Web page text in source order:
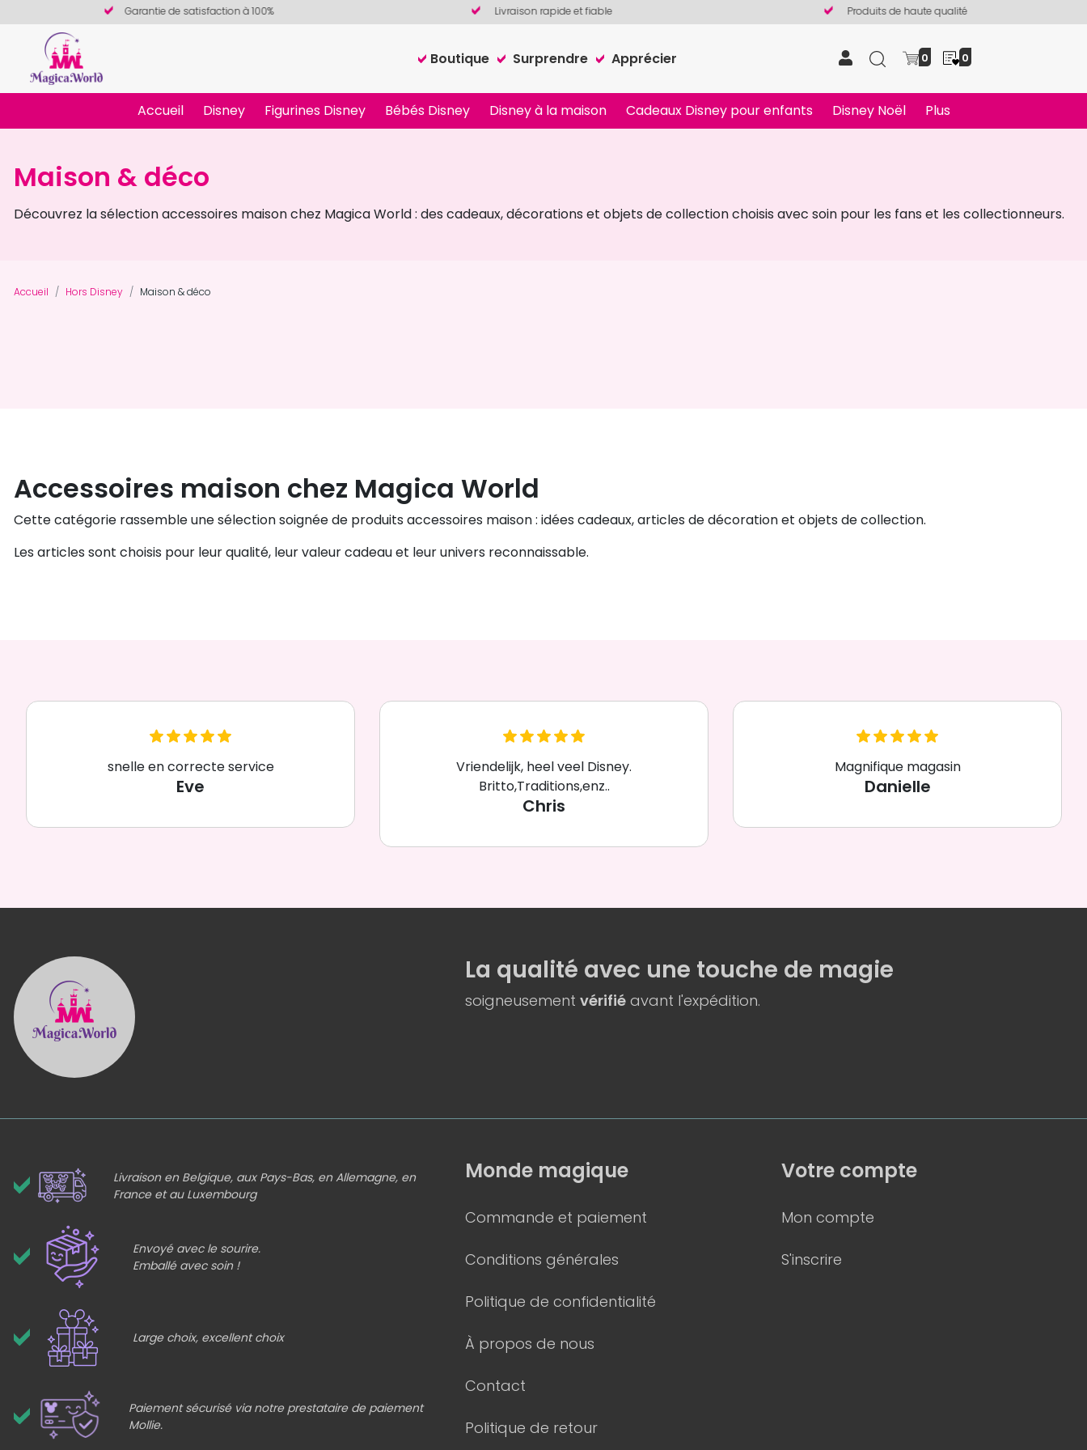
Garantie de satisfaction à 100% Livraison rapide et fiable Produits de haute qualité
Boutique Surprendre Apprécier 0 0
Accueil Disney Figurines Disney Bébés Disney Disney à la maison Cadeaux Disney pour enfants Disney Noël Plus
Maison & déco
Découvrez la sélection accessoires maison chez Magica World : des cadeaux, décorations et objets de collection choisis avec soin pour les fans et les collectionneurs.
Accueil Hors Disney Maison & déco
Accessoires maison chez Magica World
Cette catégorie rassemble une sélection soignée de produits accessoires maison : idées cadeaux, articles de décoration et objets de collection.
Les articles sont choisis pour leur qualité, leur valeur cadeau et leur univers reconnaissable.
snelle en correcte service
Eve
Vriendelijk, heel veel Disney.
Britto,Traditions,enz..
Chris
Magnifique magasin
Danielle
La qualité avec une touche de magie
soigneusementvérifié avant l'expédition.
Livraison en Belgique, aux Pays-Bas, en Allemagne, en
France et au Luxembourg
Envoyé avec le sourire.
Emballé avec soin !
Large choix, excellent choix
Paiement sécurisé via notre prestataire de paiement
Mollie.
Monde magique
Commande et paiement
Conditions générales
Politique de confidentialité
À propos de nous
Contact
Politique de retour
Votre compte
Mon compte
S'inscrire